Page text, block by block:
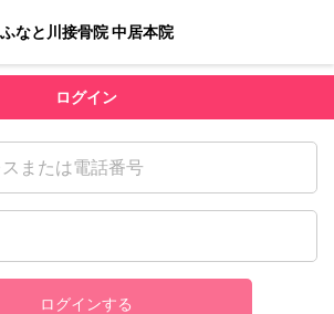
ふなと川接骨院 中居本院
ログイン
ログインする